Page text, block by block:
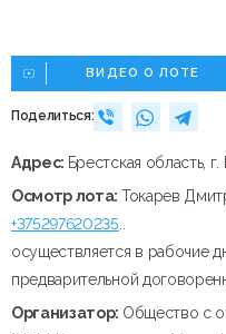
ВИДЕО О ЛОТЕ
Поделиться:
Адрес: Брестская область,
Осмотр лота: Токарев
+375297620235..
осуществляется в рабочие
предварительной
Организатор: Общество с